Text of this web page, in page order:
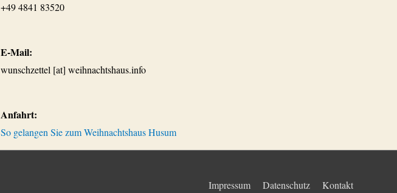
+49 4841 83520
E-Mail:
wunschzettel [at] weihnachtshaus.info
Anfahrt:
So gelangen Sie zum Weihnachtshaus Husum
Impressum Datenschutz Kontakt